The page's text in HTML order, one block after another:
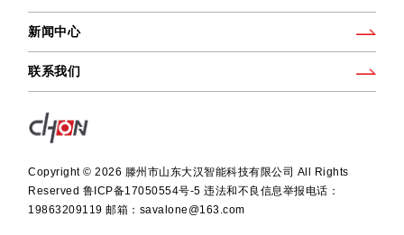
新闻中心
联系我们
Copyright ©2026 滕州市山东大汉智能科技有限公司 All Rights
Reserved 鲁ICP备17050554号-5 违法和不良信息举报电话：
19863209119 邮箱：savalone@163.com